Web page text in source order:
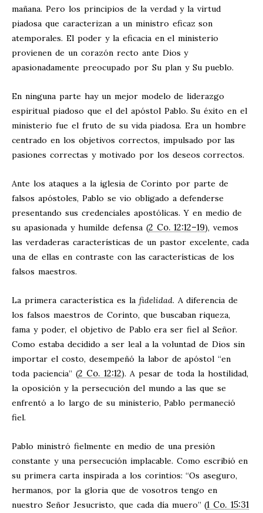
mañana. Pero los principios de la verdad y la virtud
piadosa que caracterizan a un ministro eficaz son
atemporales. El poder y la eficacia en el ministerio
provienen de un corazón recto ante Dios y
apasionadamente preocupado por Su plan y Su pueblo.
En ninguna parte hay un mejor modelo de liderazgo
espiritual piadoso que el del apóstol Pablo. Su éxito en el
ministerio fue el fruto de su vida piadosa. Era un hombre
centrado en los objetivos correctos, impulsado por las
pasiones correctas y motivado por los deseos correctos.
Ante los ataques a la iglesia de Corinto por parte de
falsos apóstoles, Pablo se vio obligado a defenderse
presentando sus credenciales apostólicas. Y en medio de
su apasionada y humilde defensa (2 Co. 12:12–19), vemos
las verdaderas características de un pastor excelente, cada
una de ellas en contraste con las características de los
falsos maestros.
La primera característica es la fidelidad. A diferencia de
los falsos maestros de Corinto, que buscaban riqueza,
fama y poder, el objetivo de Pablo era ser fiel al Señor.
Como estaba decidido a ser leal a la voluntad de Dios sin
importar el costo, desempeñó la labor de apóstol “en
toda paciencia” (2 Co. 12:12). A pesar de toda la hostilidad,
la oposición y la persecución del mundo a las que se
enfrentó a lo largo de su ministerio, Pablo permaneció
fiel.
Pablo ministró fielmente en medio de una presión
constante y una persecución implacable. Como escribió en
su primera carta inspirada a los corintios: “Os aseguro,
hermanos, por la gloria que de vosotros tengo en
nuestro Señor Jesucristo, que cada día muero” (1 Co. 15:31